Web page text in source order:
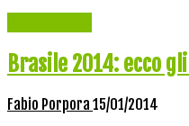
Brasile 2014: ecco
Fabio Porpora 15/01/2014